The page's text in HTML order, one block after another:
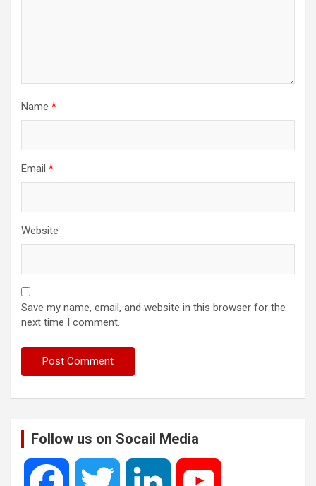
Name *
Email *
Website
Save my name, email, and website in this browser for the
next time I comment.
Follow us on Socail Media